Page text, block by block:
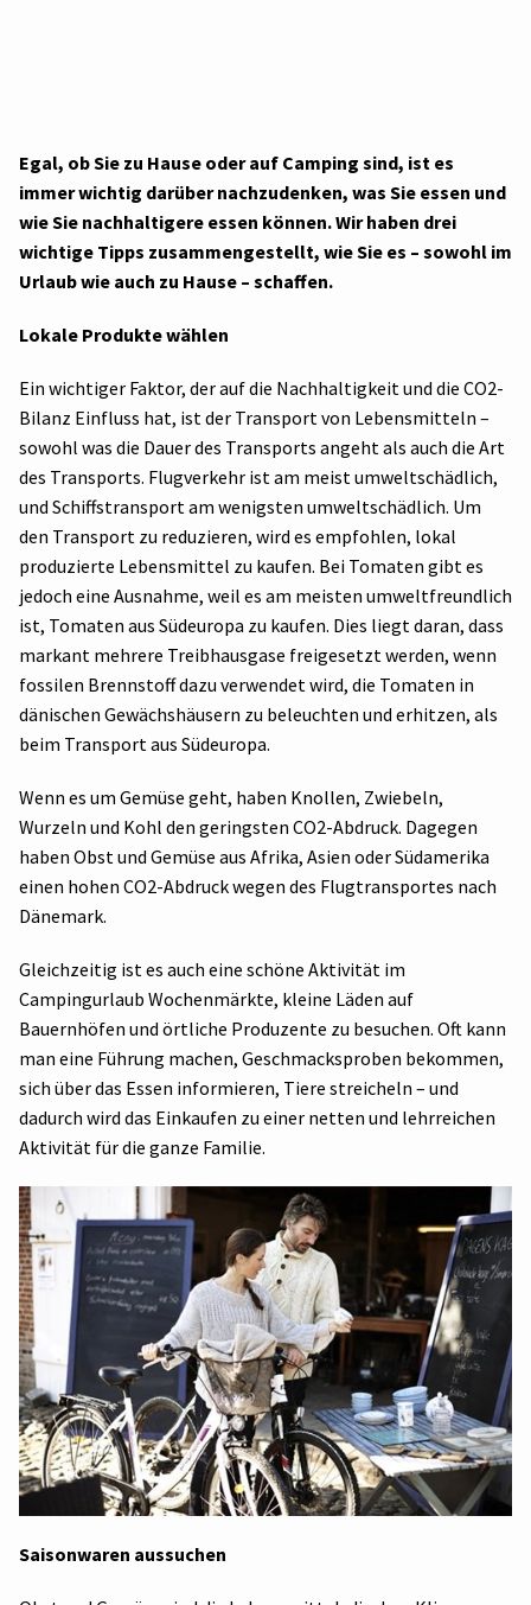
Egal, ob Sie zu Hause oder auf Camping sind, ist es
immer wichtig darüber nachzudenken, was Sie essen und
wie Sie nachhaltigere essen können. Wir haben drei
wichtige Tipps zusammengestellt, wie Sie es – sowohl im
Urlaub wie auch zu Hause – schaffen.
Lokale Produkte wählen
Ein wichtiger Faktor, der auf die Nachhaltigkeit und die CO2-
Bilanz Einfluss hat, ist der Transport von Lebensmitteln –
sowohl was die Dauer des Transports angeht als auch die Art
des Transports. Flugverkehr ist am meist umweltschädlich,
und Schiffstransport am wenigsten umweltschädlich. Um
den Transport zu reduzieren, wird es empfohlen, lokal
produzierte Lebensmittel zu kaufen. Bei Tomaten gibt es
jedoch eine Ausnahme, weil es am meisten umweltfreundlich
ist, Tomaten aus Südeuropa zu kaufen. Dies liegt daran, dass
markant mehrere Treibhausgase freigesetzt werden, wenn
fossilen Brennstoff dazu verwendet wird, die Tomaten in
dänischen Gewächshäusern zu beleuchten und erhitzen, als
beim Transport aus Südeuropa.
Wenn es um Gemüse geht, haben Knollen, Zwiebeln,
Wurzeln und Kohl den geringsten CO2-Abdruck. Dagegen
haben Obst und Gemüse aus Afrika, Asien oder Südamerika
einen hohen CO2-Abdruck wegen des Flugtransportes nach
Dänemark.
Gleichzeitig ist es auch eine schöne Aktivität im
Campingurlaub Wochenmärkte, kleine Läden auf
Bauernhöfen und örtliche Produzente zu besuchen. Oft kann
man eine Führung machen, Geschmacksproben bekommen,
sich über das Essen informieren, Tiere streicheln – und
dadurch wird das Einkaufen zu einer netten und lehrreichen
Aktivität für die ganze Familie.
Saisonwaren aussuchen